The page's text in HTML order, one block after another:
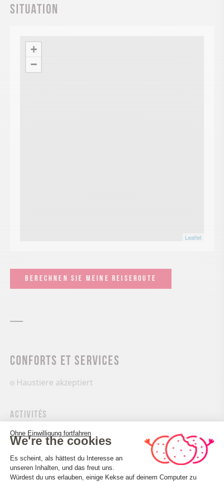
Situation
+
−
Leaflet
BERECHNEN SIE MEINE REISEROUTE
Conforts et services
Haustiere akzeptiert
Activités
Laufsportarten
Équipements
Ohne Einwilligung fortfahren
We're the cookies
Einwilligungsmanagementplattform:
Es scheint, als hättest du Interesse an
unseren Inhalten, und das freut uns.
Würdest du uns erlauben, einige Kekse auf deinem Computer zu